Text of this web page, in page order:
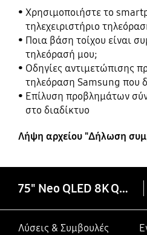
Χρησιμοποιήστε το
τηλεχειριστήριο
Ποια βάση τοίχου είναι
τηλεόρασή μου;
Οδηγίες αντιμετώπισης
τηλεόραση Samsung που
Επίλυση προβλημάτων
στο διαδίκτυο
Λήψη αρχείου "Δήλωση
75" Neo QLED 8K QN700C Smart TV (2023)
Λύσεις & Συμβουλές